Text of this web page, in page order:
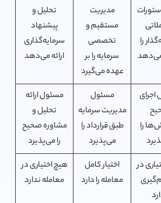
را
مدیریت
مستقیم و
تخصصی
سرمایه را بر
عهده می‌گیرد
تحلیل و
پیشنهاد
سرمایه‌گذاری
ارائه می‌دهد
را
مسئول
مدیریت سرمایه
طبق قرارداد را
می‌پذیرد
مسئول ارائه
تحلیل و
مشاوره صحیح
را می‌پذیرد
در
اختیار کامل
معامله را دارد
هیچ اختیاری در
معامله ندارد